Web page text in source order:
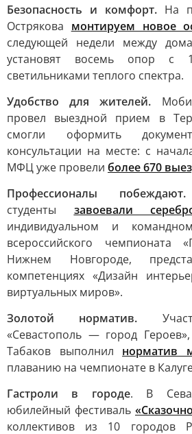
Безопасность и комфорт. На
Острякова монтируем новое
следующей недели между
установят восемь опор с
светильниками теплого спектра.
Удобство для жителей.
провел выездной прием в
смогли оформить
консультации на месте: с
МФЦ уже провели более 670
Профессионалы
студенты завоевали
индивидуальном и
всероссийского чемпионата
Нижнем Новгороде,
компетенциях «Дизайн
виртуальных миров».
Золотой норматив.
«Севастополь — город
Табаков выполнил норматив
плаванию на чемпионате в
Гастроли в городе. В
юбилейный фестиваль
коллективов из 10 городов